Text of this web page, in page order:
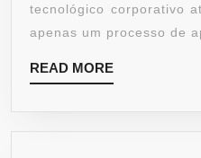
tecnológico corporativo
apenas um processo de
READ MORE